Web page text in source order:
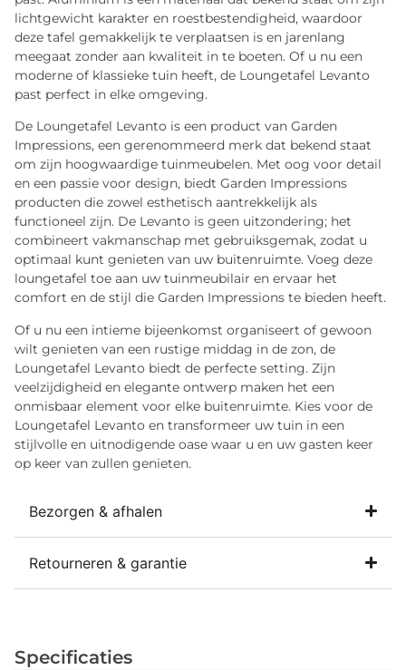
lichtgewicht karakter en roestbestendigheid, waardoor
deze tafel gemakkelijk te verplaatsen is en jarenlang
meegaat zonder aan kwaliteit in te boeten. Of u nu een
moderne of klassieke tuin heeft, de Loungetafel Levanto
past perfect in elke omgeving.
De Loungetafel Levanto is een product van Garden
Impressions, een gerenommeerd merk dat bekend staat
om zijn hoogwaardige tuinmeubelen. Met oog voor detail
en een passie voor design, biedt Garden Impressions
producten die zowel esthetisch aantrekkelijk als
functioneel zijn. De Levanto is geen uitzondering; het
combineert vakmanschap met gebruiksgemak, zodat u
optimaal kunt genieten van uw buitenruimte. Voeg deze
loungetafel toe aan uw tuinmeubilair en ervaar het
comfort en de stijl die Garden Impressions te bieden heeft.
Of u nu een intieme bijeenkomst organiseert of gewoon
wilt genieten van een rustige middag in de zon, de
Loungetafel Levanto biedt de perfecte setting. Zijn
veelzijdigheid en elegante ontwerp maken het een
onmisbaar element voor elke buitenruimte. Kies voor de
Loungetafel Levanto en transformeer uw tuin in een
stijlvolle en uitnodigende oase waar u en uw gasten keer
op keer van zullen genieten.
Bezorgen & afhalen
Retourneren & garantie
Specificaties